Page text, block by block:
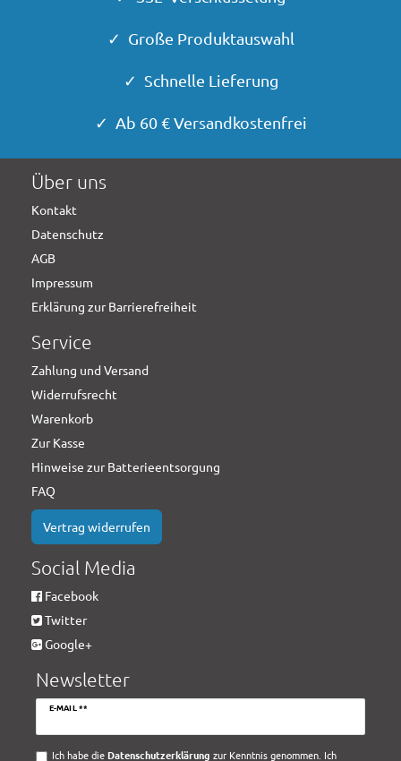
✓ Große Produktauswahl
✓ Schnelle Lieferung
✓ Ab 60 € Versandkostenfrei
Über uns
Kontakt
Datenschutz
AGB
Impressum
Erklärung zur Barrierefreiheit
Service
Zahlung und Versand
Widerrufsrecht
Warenkorb
Zur Kasse
Hinweise zur Batterieentsorgung
FAQ
Vertrag widerrufen
Social Media
Facebook
Twitter
Google+
Newsletter
E-MAIL **
Newsletter
Ich habe die Daten­schutz­erklärung zur Kenntnis genommen. Ich